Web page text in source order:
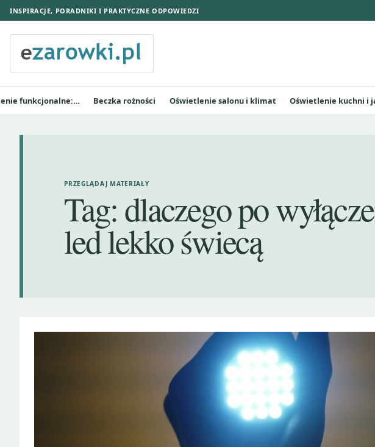
INSPIRACJE, PORADNIKI I PRAKTYCZNE ODPOWIEDZI
funkcjonalne:… Beczka rożności Oświetlenie salonu i klimat Oświetlenie kuchni i
PRZEGLĄDAJ MATERIAŁY
Tag:dlaczego po
led lekko świecą